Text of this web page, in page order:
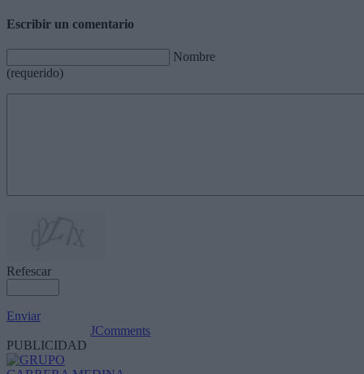
Escribir un comentario
Nombre
(requerido)
Refescar
Enviar
JComments
PUBLICIDAD